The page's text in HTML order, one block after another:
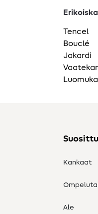
Tencel
Bouclé
Jakardi
Suosittu
Kankaat
Ale